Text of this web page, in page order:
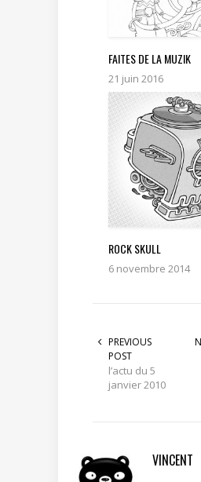
FAITES DE LA MUZIK
21 juin 2016
ROCK SKULL
6 novembre 2014
PREVIOUS
POST
l’actu du 5
janvier 2010
VINCENT